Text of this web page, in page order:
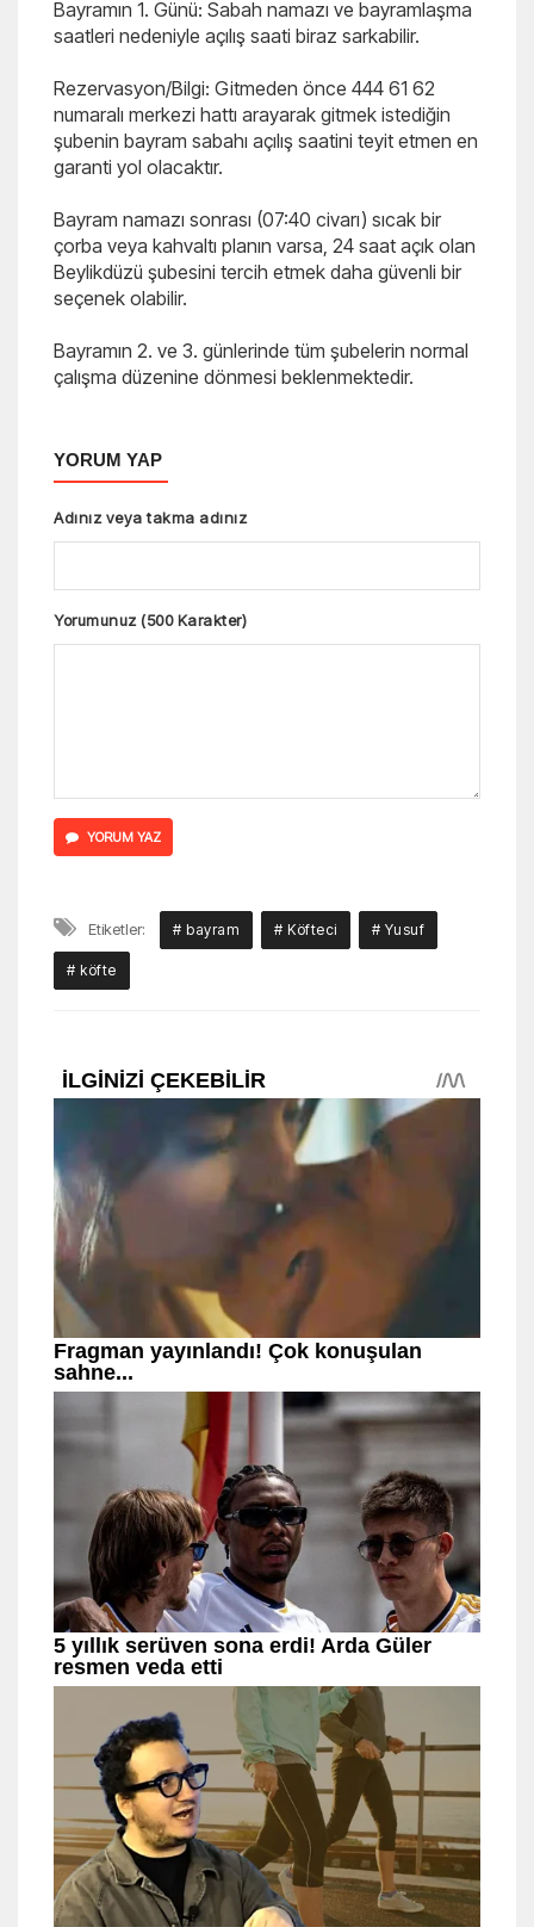
Bayramın 1. Günü: Sabah namazı ve bayramlaşma
saatleri nedeniyle açılış saati biraz sarkabilir.
Rezervasyon/Bilgi: Gitmeden önce 444 61 62
numaralı merkezi hattı arayarak gitmek istediğin
şubenin bayram sabahı açılış saatini teyit etmen en
garanti yol olacaktır.
Bayram namazı sonrası (07:40 civarı) sıcak bir
çorba veya kahvaltı planın varsa, 24 saat açık olan
Beylikdüzü şubesini tercih etmek daha güvenli bir
seçenek olabilir.
Bayramın 2. ve 3. günlerinde tüm şubelerin normal
çalışma düzenine dönmesi beklenmektedir.
YORUM YAP
Adınız veya takma adınız
Yorumunuz (500 Karakter)
YORUM YAZ
Etiketler: # bayram # Köfteci # Yusuf
# köfte